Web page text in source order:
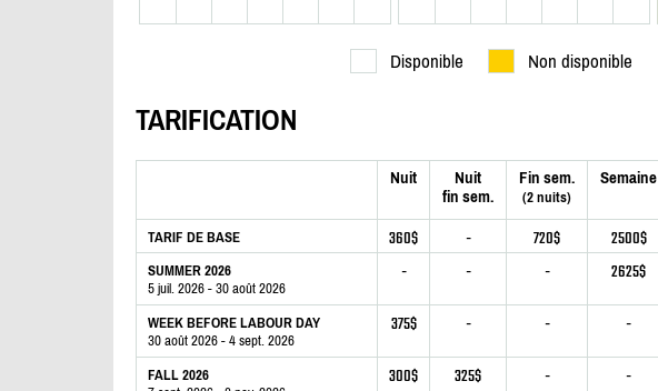
Disponible Non disponible
TARIFICATION
Nuit
Nuit
fin sem.
Fin sem.
(2 nuits)
Semaine
TARIF DE BASE 360$ - 720$ 2500$
SUMMER 2026
5 juil. 2026 - 30 août 2026
- - - 2625$
WEEK BEFORE LABOUR DAY
30 août 2026 - 4 sept. 2026
375$ - - -
FALL 2026
300$ 325$ - -